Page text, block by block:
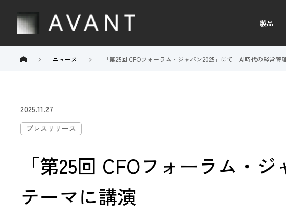
製品
ニュース 「第25回 CFOフォーラム・ジャパン2025」にて「AI時代の経営管
2025.11.27
プレスリリース
「第25回 CFOフォーラム・
テーマに講演